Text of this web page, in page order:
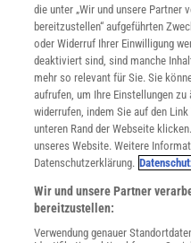
Könnte eine andere Art der
verhindern?
Das ist eine schwierige Frage.
Namen der Täter nicht mehr
zeigt. Stattdessen sollte man
und es möglichst vermeiden,
spekulieren oder
zu veröffentlichen.
könnte ein Ansatz sein. Dabei
den schwarzen Peter
Mediadaten
Datenschutz
Nutzungsbedingungen
Cookie-Einstellungen
Utiq verwalten
Nutzungsbasierte
Alle Artikel
Impressum
Angebote für Schulen
Angebote für Institutionen
Sprachen lernen mit Gymglish
die unter „Wir und unsere Partner
bereitzustellen“ aufgeführten
oder Widerruf Ihrer Einwilligung
deaktiviert sind, sind manche
mehr so relevant für Sie. Sie
aufrufen, um Ihre Einstellungen
widerrufen, indem Sie auf den
unteren Rand der Webseite
unseres Website. Weitere
Datenschutzerklärung.
Wir und unsere Partner
bereitzustellen:
Verwendung genauer